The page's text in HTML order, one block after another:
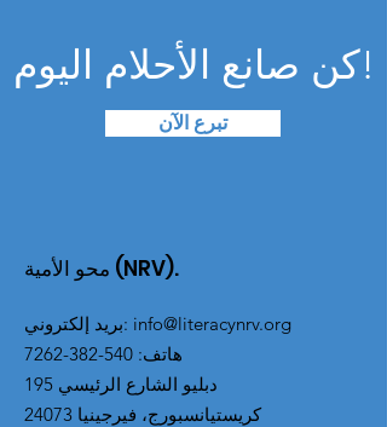
كن صانع الأحلام اليوم!
تبرع الآن
محو الأمية (NRV).
بريد إلكتروني: info@literacynrv.org
هاتف:
540-382-7262
195 دبليو الشارع الرئيسي
كريستيانسبورج، فيرجينيا 24073